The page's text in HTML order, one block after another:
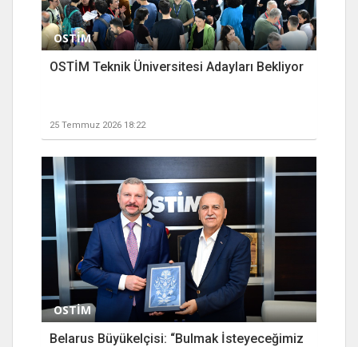
OSTİM
OSTİM Teknik Üniversitesi Adayları Bekliyor
25 Temmuz 2026 18:22
OSTİM
Belarus Büyükelçisi: “Bulmak İsteyeceğimiz